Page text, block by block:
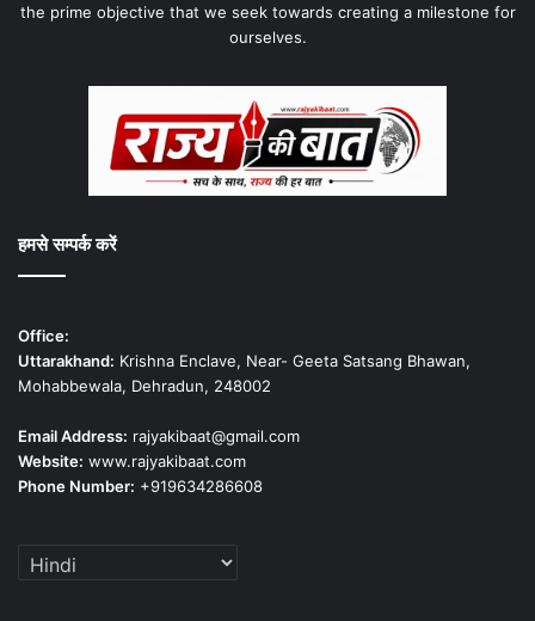
the prime objective that we seek towards creating a milestone for
ourselves.
हमसे सम्पर्क करें
Office:
Uttarakhand: Krishna Enclave, Near- Geeta Satsang Bhawan,
Mohabbewala, Dehradun, 248002
Email Address: rajyakibaat@gmail.com
Website: www.rajyakibaat.com
Phone Number: +919634286608